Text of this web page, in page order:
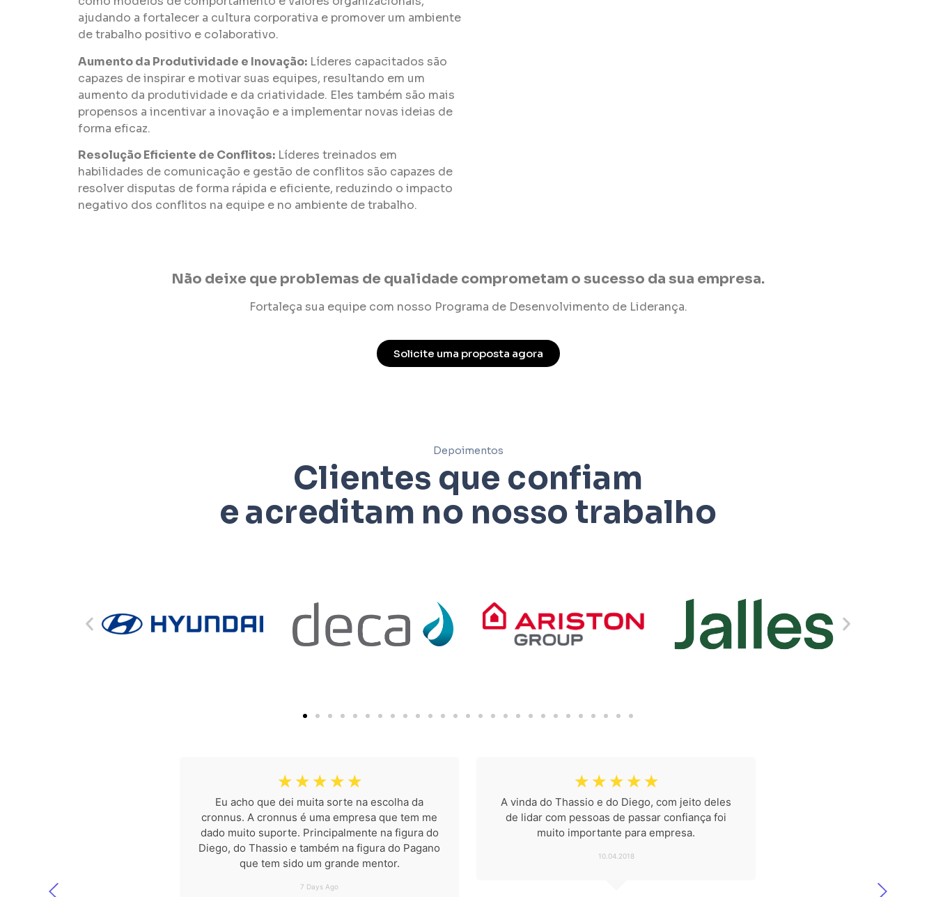
ajudando a fortalecer a cultura corporativa e promover um ambiente
de trabalho positivo e colaborativo.
Aumento da Produtividade e Inovação: Líderes capacitados são
capazes de inspirar e motivar suas equipes, resultando em um
aumento da produtividade e da criatividade. Eles também são mais
propensos a incentivar a inovação e a implementar novas ideias de
forma eficaz.
Resolução Eficiente de Conflitos: Líderes treinados em
habilidades de comunicação e gestão de conflitos são capazes de
resolver disputas de forma rápida e eficiente, reduzindo o impacto
negativo dos conflitos na equipe e no ambiente de trabalho.
Não deixe que problemas de qualidade comprometam o sucesso da sua empresa.
Fortaleça sua equipe com nosso Programa de Desenvolvimento de Liderança.
Solicite uma proposta agora
Depoimentos
Clientes que confiam
e acreditam no nosso trabalho
☆ ☆ ☆ ☆ ☆
Eu acho que dei muita sorte na escolha da
cronnus. A cronnus é uma empresa que tem me
dado muito suporte. Principalmente na figura do
Diego, do Thassio e também na figura do Pagano
que tem sido um grande mentor.
7 Days Ago
☆ ☆ ☆ ☆ ☆
A vinda do Thassio e do Diego, com jeito deles
de lidar com pessoas de passar confiança foi
muito importante para empresa.
10.04.2018